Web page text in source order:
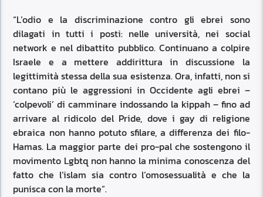
“L’odio e la discriminazione contro gli ebrei sono
dilagati in tutti i posti: nelle università, nei social
network e nel dibattito pubblico. Continuano a colpire
Israele e a mettere addirittura in discussione la
legittimità stessa della sua esistenza. Ora, infatti, non si
contano più le aggressioni in Occidente agli ebrei –
‘colpevoli’ di camminare indossando la kippah – fino ad
arrivare al ridicolo del Pride, dove i gay di religione
ebraica non hanno potuto sfilare, a differenza dei filo-
Hamas. La maggior parte dei pro-pal che sostengono il
movimento Lgbtq non hanno la minima conoscenza del
fatto che l’islam sia contro l’omosessualità e che la
punisca con la morte”.